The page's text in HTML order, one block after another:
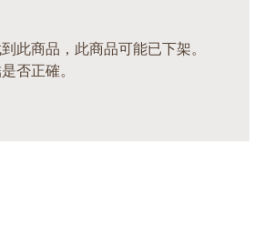
此商品，此商品可能已下架。
否正確。